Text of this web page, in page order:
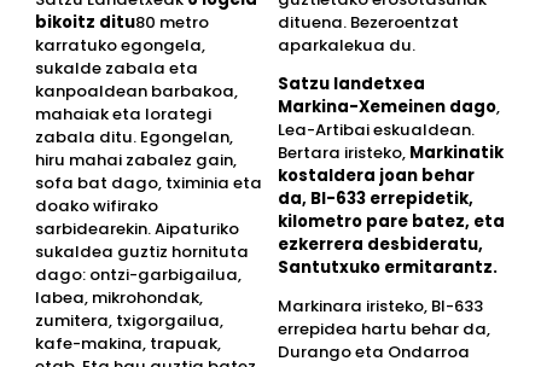
bikoitz ditu80 metro
karratuko egongela,
sukalde zabala eta
kanpoaldean barbakoa,
mahaiak eta lorategi
zabala ditu. Egongelan,
hiru mahai zabalez gain,
sofa bat dago, tximinia eta
doako wifirako
sarbidearekin. Aipaturiko
sukaldea guztiz hornituta
dago: ontzi-garbigailua,
labea, mikrohondak,
zumitera, txigorgailua,
kafe-makina, trapuak,
dituena. Bezeroentzat
aparkalekua du.
Satzu landetxea
Markina-Xemeinen dago,
Lea-Artibai eskualdean.
Bertara iristeko, Markinatik
kostaldera joan behar
da, BI-633 errepidetik,
kilometro pare batez, eta
ezkerrera desbideratu,
Santutxuko ermitarantz.
Markinara iristeko, BI-633
errepidea hartu behar da,
Durango eta Ondarroa